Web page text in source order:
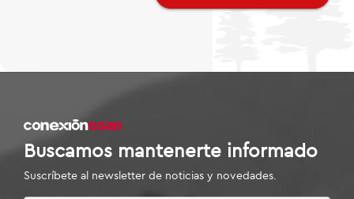
Buscamos mantenerte informado
Suscríbete al newsletter de noticias y novedades.